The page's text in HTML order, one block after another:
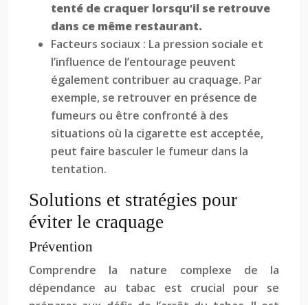
tenté de craquer lorsqu’il se retrouve
dans ce même restaurant.
Facteurs sociaux : La pression sociale et
l’influence de l’entourage peuvent
également contribuer au craquage. Par
exemple, se retrouver en présence de
fumeurs ou être confronté à des
situations où la cigarette est acceptée,
peut faire basculer le fumeur dans la
tentation.
Solutions et stratégies pour
éviter le craquage
Prévention
Comprendre la nature complexe de la
dépendance au tabac est crucial pour se